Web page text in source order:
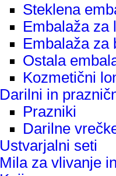
Steklena
Embalaža za
Embalaža za
Ostala
Kozmetični
Darilni in
Prazniki
Darilne
Ustvarjalni seti
Mila za vlivanje